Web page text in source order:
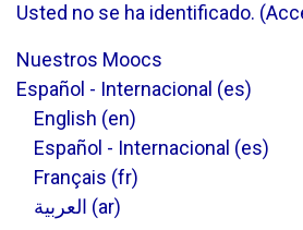
Usted no se ha identificado. (
Nuestros Moocs
Español - Internacional ‎(es)‎
English ‎(en)‎
Español - Internacional ‎(es)‎
Français ‎(fr)‎
العربية ‎(ar)‎